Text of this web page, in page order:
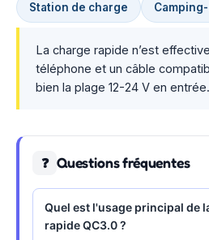
Station de charge
La charge rapide n’est
téléphone et un câble
bien la plage 12-24 V en entrée.
❓ Questions fréquentes
Quel est l'usage principal de
rapide QC3.0 ?